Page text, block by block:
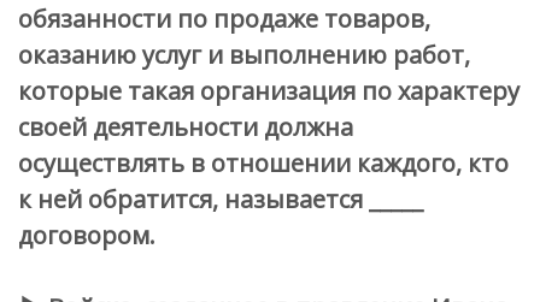
обязанности по продаже товаров,
оказанию услуг и выполнению работ,
которые такая организация по характеру
своей деятельности должна
осуществлять в отношении каждого, кто
к ней обратится, называется _____
договором.